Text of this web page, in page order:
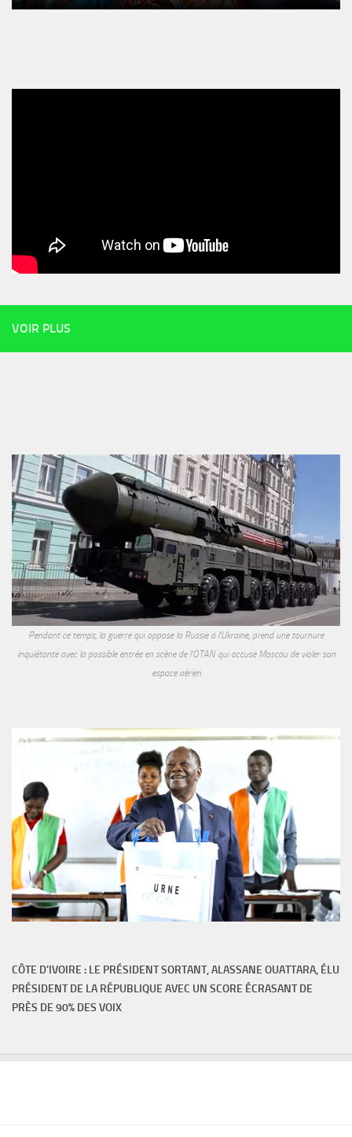
VOIR PLUS
Pendant ce temps, la guerre qui oppose la Russie à l'Ukraine, prend une tournure
inquiétante avec la possible entrée en scène de l'OTAN qui accuse Moscou de violer son
espace aérien
CÔTE D'IVOIRE : LE PRÉSIDENT SORTANT, ALASSANE OUATTARA, ÉLU
PRÉSIDENT DE LA RÉPUBLIQUE AVEC UN SCORE ÉCRASANT DE
PRÈS DE 90% DES VOIX